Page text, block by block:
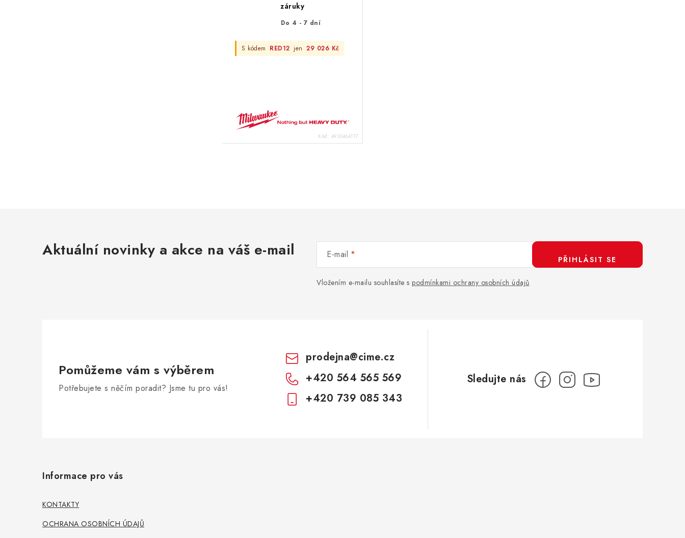
záruky
Do 4 - 7 dní
S kódem RED12 jen 29 026 Kč
Kód: 4933464117
d
y
Aktuální novinky a akce na váš e-mail E-mail
Vložením e-mailu souhlasíte s podmínkami ochrany osobních údajů
PŘIHLÁSIT SE
Pomůžeme vám s výběrem
Potřebujete s něčím poradit? Jsme tu pro vás!
prodejna@cime.cz
+420 564 565 569
+420 739 085 343
Informace pro vás
KONTAKTY
OCHRANA OSOBNÍCH ÚDAJŮ